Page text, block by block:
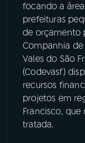
PODCASTS
06VIDEOCASTS
ÚLTIMAS
08FESTIVAL DE
focando a
prefeituras
de orçamento
Companhia
Vales do São
(Codevasf)
recursos
projetos em
Francisco,
tratada.